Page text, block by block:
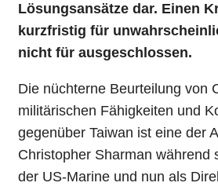
Lösungsansätze dar. Einen
kurzfristig für
nicht für ausgeschlossen.
Die nüchterne Beurteilung von
militärischen Fähigkeiten und
gegenüber Taiwan ist eine der
Christopher Sharman während
der US-Marine und nun als